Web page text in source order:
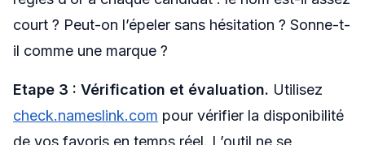
court ? Peut-on l’épeler sans hésitation ? Sonne-t-
il comme une marque ?
Etape 3 : Vérification et évaluation. Utilisez
check.nameslink.com pour vérifier la disponibilité
de vos favoris en temps réel. L’outil ne se